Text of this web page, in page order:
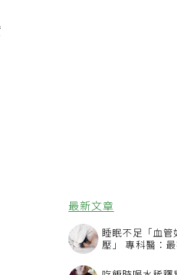
最新文章
睡眠不足「血
壓」 專科醫：